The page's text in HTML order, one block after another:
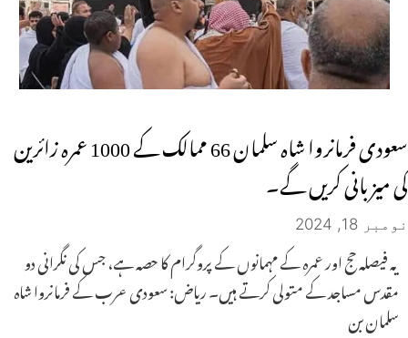
سعودی فرمانروا شاہ سلمان 66 ممالک کے 1000 عمرہ زائرین
کی میزبانی کریں گے۔
نومبر 18, 2024
یہ فیصلہ حج اور عمرہ کے مہمانوں کے پروگرام کا حصہ ہے، جس کی نگرانی دو
مقدس مساجد کے متولی کرتے ہیں۔ ریاض: سعودی عرب کے فرمانروا شاہ
سلمان بن